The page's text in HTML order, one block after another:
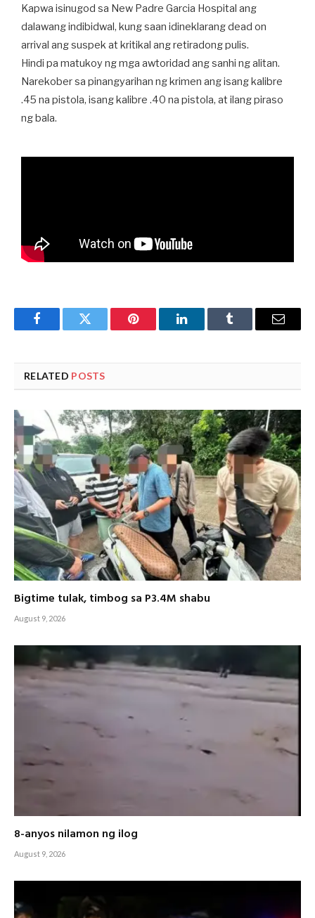
Kapwa isinugod sa New Padre Garcia Hospital ang
dalawang indibidwal, kung saan idineklarang dead on
arrival ang suspek at kritikal ang retiradong pulis.
Hindi pa matukoy ng mga awtoridad ang sanhi ng alitan.
Narekober sa pinangyarihan ng krimen ang isang kalibre
.45 na pistola, isang kalibre .40 na pistola, at ilang piraso
ng bala.
FacebookTwitter Pinterest LinkedInTumblr Email
RELATED POSTS
Bigtime tulak, timbog sa P3.4M shabu
August 9, 2026
8-anyos nilamon ng ilog
August 9, 2026